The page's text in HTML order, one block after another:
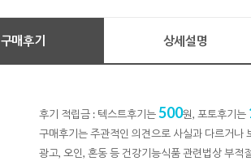
구매후기 상세설명
후기 적립금 : 텍스트후기는500원, 포토후기는
구매후기는 주관적인 의견으로 사실과 다르거나
광고, 오인, 혼동 등 건강기능식품 관련법상 부적